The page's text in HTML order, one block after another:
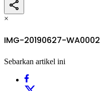
×
IMG-20190627-WA0002
Sebarkan artikel ini